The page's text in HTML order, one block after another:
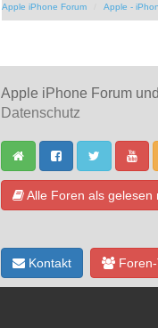
Apple iPhone Forum Apple -
Apple iPhone Forum
Datenschutz
Alle Foren als gelesen
Kontakt